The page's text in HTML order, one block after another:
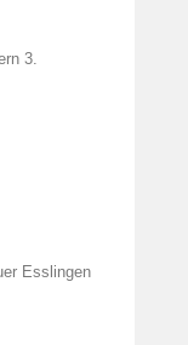
3.
Esslingen